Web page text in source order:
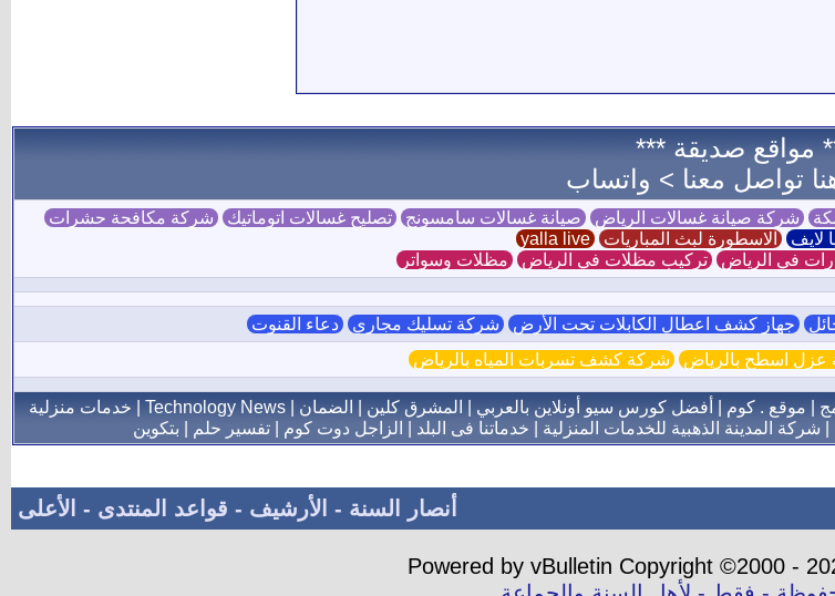
مواقع صديقة ***
تواصل معنا > واتساب
شركة صيانة غسالات الرياض صيانة غسالات سامسونج تصليح غسالات اتوماتيك شركة مكافحة حشرات
لايف الاسطورة لبث المباريات yalla live
في الرياض تركيب مظلات في الرياض مظلات وسواتر
جهاز كشف اعطال الكابلات تحت الأرض شركة تسليك مجاري دعاء القنوت
اسطح بالرياض شركة كشف تسربات المياه بالرياض
موقع . كوم أفضل كورس سيو أونلاين بالعربي المشرق كلين الضمان Technology News
خدمات منزلية
شركة المدينة الذهبية للخدمات المنزلية خدماتنا فى البلد الزاجل دوت كوم |تفسير حلم بتكوين
أنصار السنة - الأرشيف - قواعد المنتدى - الأعلى
Powered by vBulletin Copyright ©2000 -